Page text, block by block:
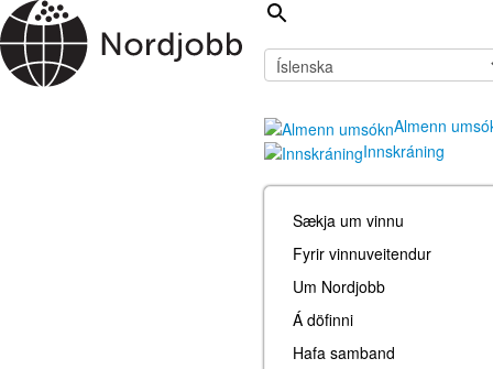
Almenn
Innskráning
Sækja um vinnu
Fyrir vinnuveitendur
Um Nordjobb
Á döfinni
Hafa samband